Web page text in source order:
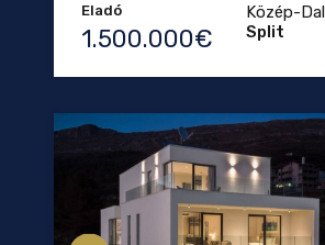
Eladó
1.500.000€
Közép-
Split